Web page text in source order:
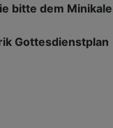
bitte dem
Gottesdienstplan